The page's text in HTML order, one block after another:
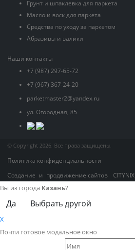
Грунт и шпаклевка для паркета
Масло и воск для паркета
Средства по уходу за паркетом
Абразивы и валики
Наши контакты
+7 (987) 297-65-72
+7 (967) 367-24-20
parketmaster2@yandex.ru
ул. Огородная, 85
© Copyright 2026. Все права защищены.
Политика конфиденциальности
Создание и продвижение сайтов CITYNIX
Вы из города Казань?
Да Выбрать другой
X
Почти готовое модальное окно